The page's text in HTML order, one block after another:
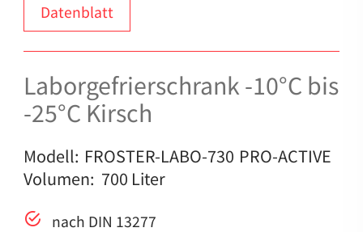
Datenblatt
Laborgefrierschrank -10°C bis
-25°C Kirsch
Modell: FROSTER-LABO-730 PRO-ACTIVE
Volumen: 700 Liter
nach DIN 13277